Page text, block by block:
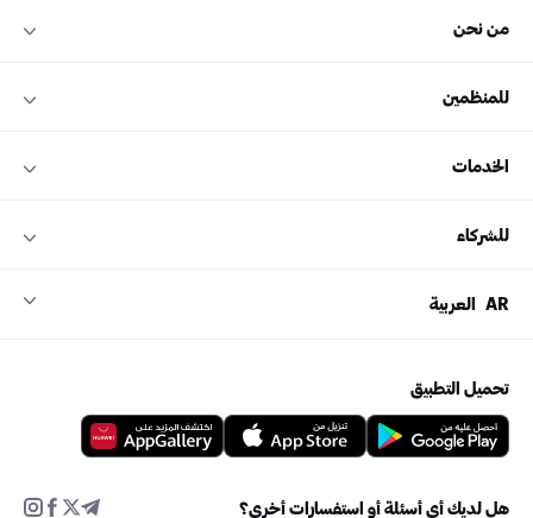
من نحن
للمنظمين
الخدمات
للشركاء
AR العربية
تحميل التطبيق
هل لديك أي أسئلة أو استفسارات أخرى؟